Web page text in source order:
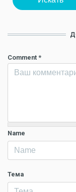
Comment *
Name
Тема